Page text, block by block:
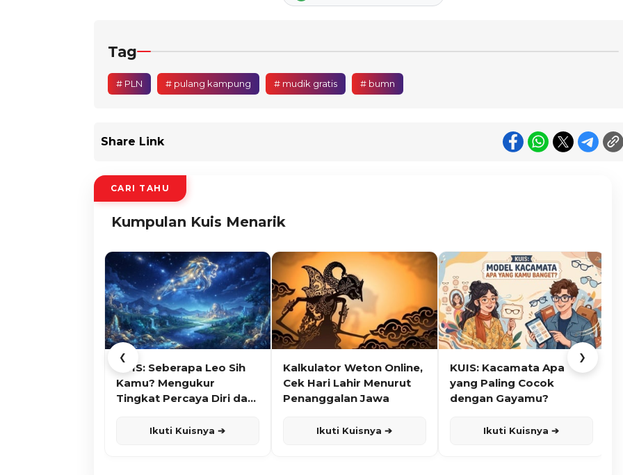
Tag
# PLN # pulang kampung # mudik gratis # bumn
Share Link
CARI TAHU
Kumpulan Kuis Menarik
❮
KUIS: Seberapa Leo Sih
Kamu? Mengukur
Tingkat Percaya Diri dan
Ikuti Kuisnya ➔
Kalkulator Weton Online,
Cek Hari Lahir Menurut
Penanggalan Jawa
Ikuti Kuisnya ➔
KUIS: Kacamata Apa
yang Paling Cocok
dengan Gayamu?
Ikuti Kuisnya ➔
❯